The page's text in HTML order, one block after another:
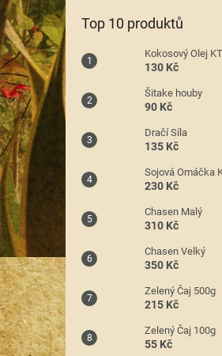
Top 10 produktů
Kokosový Olej
130 Kč
Šitake houby
90 Kč
Dračí Síla
135 Kč
Sojová Omáčka
230 Kč
Chasen Malý
310 Kč
Chasen Velký
350 Kč
Zelený Čaj 500g
215 Kč
Zelený Čaj 100g
55 Kč